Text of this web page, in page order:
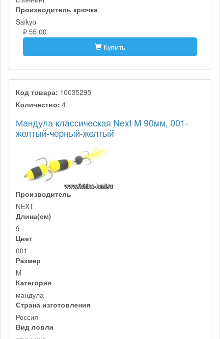
Производитель крючка
Saikyo
₽ 55,00
Купить
Код товара: 10035295
Количество: 4
Мандула классическая Next M 90мм, 001-
желтый-черный-желтый
Производитель
NEXT
Длина(см)
9
Цвет
001
Размер
M
Категория
мандула
Страна изготовления
Россия
Вид ловли